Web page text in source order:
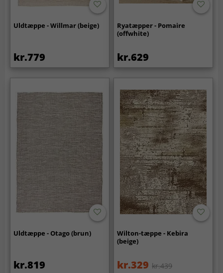
Uldtæppe - Willmar (beige)
kr.779
Ryatæpper - Pomaire
(offwhite)
kr.629
Uldtæppe - Otago (brun)
kr.819
Wilton-tæppe - Kebira
(beige)
kr.329 kr.439